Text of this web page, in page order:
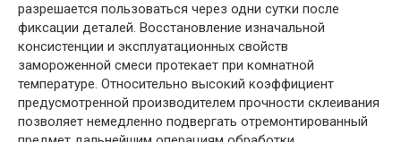
разрешается пользоваться через одни сутки после
фиксации деталей. Восстановление изначальной
консистенции и эксплуатационных свойств
замороженной смеси протекает при комнатной
температуре. Относительно высокий коэффициент
предусмотренной производителем прочности склеивания
позволяет немедленно подвергать отремонтированный